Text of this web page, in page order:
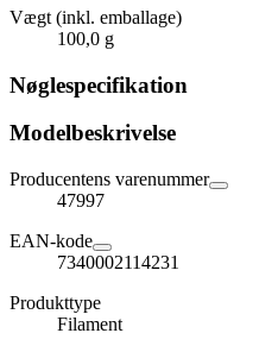
Vægt (inkl. emballage)
100,0 g
Nøglespecifikation
Modelbeskrivelse
Producentens varenummer
47997
EAN-kode
7340002114231
Produkttype
Filament